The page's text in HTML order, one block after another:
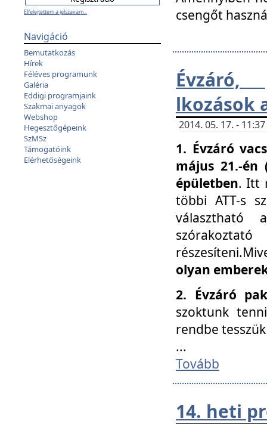
Elfelejtettem a jelszavam...
Navigáció
Bemutatkozás
Hírek
Féléves programunk
Galéria
Eddigi programjaink
Szakmai anyagok
Webshop
Hegesztőgépeink
SzMSz
Támogatóink
Elérhetőségeink
csengőt
Évzáró,
lkozások
2014. 05. 17. -
1. Évzáró
május 21.-én
épületben. Itt
többi ATT-s
választható
olyan
2. Évzáró
szoktunk
rendbe
...
Tovább
14. heti